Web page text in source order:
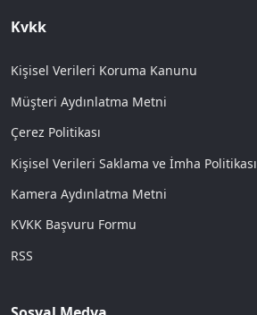
Kvkk
Kişisel Verileri Koruma Kanunu
Müşteri Aydınlatma Metni
Çerez Politikası
Kişisel Verileri Saklama ve İmha Politikası
Kamera Aydınlatma Metni
KVKK Başvuru Formu
RSS